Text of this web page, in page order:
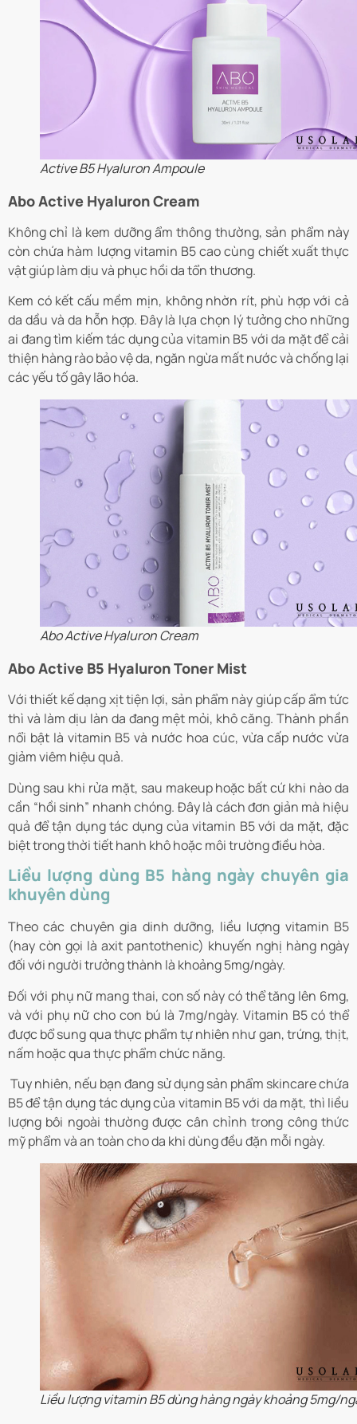
Active B5 Hyaluron Ampoule
Abo Active Hyaluron Cream
Không chỉ là kem dưỡng ẩm thông thường, sản phẩm này
còn chứa hàm lượng vitamin B5 cao cùng chiết xuất thực
vật giúp làm dịu và phục hồi da tổn thương.
Kem có kết cấu mềm mịn, không nhờn rít, phù hợp với cả
da dầu và da hỗn hợp. Đây là lựa chọn lý tưởng cho những
ai đang tìm kiếm tác dụng của vitamin B5 với da mặt để cải
thiện hàng rào bảo vệ da, ngăn ngừa mất nước và chống lại
các yếu tố gây lão hóa.
Abo Active Hyaluron Cream
Abo Active B5 Hyaluron Toner Mist
Với thiết kế dạng xịt tiện lợi, sản phẩm này giúp cấp ẩm tức
thì và làm dịu làn da đang mệt mỏi, khô căng. Thành phần
nổi bật là vitamin B5 và nước hoa cúc, vừa cấp nước vừa
giảm viêm hiệu quả.
Dùng sau khi rửa mặt, sau makeup hoặc bất cứ khi nào da
cần “hồi sinh” nhanh chóng. Đây là cách đơn giản mà hiệu
quả để tận dụng tác dụng của vitamin B5 với da mặt, đặc
biệt trong thời tiết hanh khô hoặc môi trường điều hòa.
Liều lượng dùng B5 hàng ngày chuyên gia
khuyên dùng
Theo các chuyên gia dinh dưỡng, liều lượng vitamin B5
(hay còn gọi là axit pantothenic) khuyến nghị hàng ngày
đối với người trưởng thành là khoảng 5mg/ngày.
Đối với phụ nữ mang thai, con số này có thể tăng lên 6mg,
và với phụ nữ cho con bú là 7mg/ngày. Vitamin B5 có thể
được bổ sung qua thực phẩm tự nhiên như gan, trứng, thịt,
nấm hoặc qua thực phẩm chức năng.
Tuy nhiên, nếu bạn đang sử dụng sản phẩm skincare chứa
B5 để tận dụng tác dụng của vitamin B5 với da mặt, thì liều
lượng bôi ngoài thường được cân chỉnh trong công thức
mỹ phẩm và an toàn cho da khi dùng đều đặn mỗi ngày.
Liều lượng vitamin B5 dùng hàng ngày khoảng 5mg/